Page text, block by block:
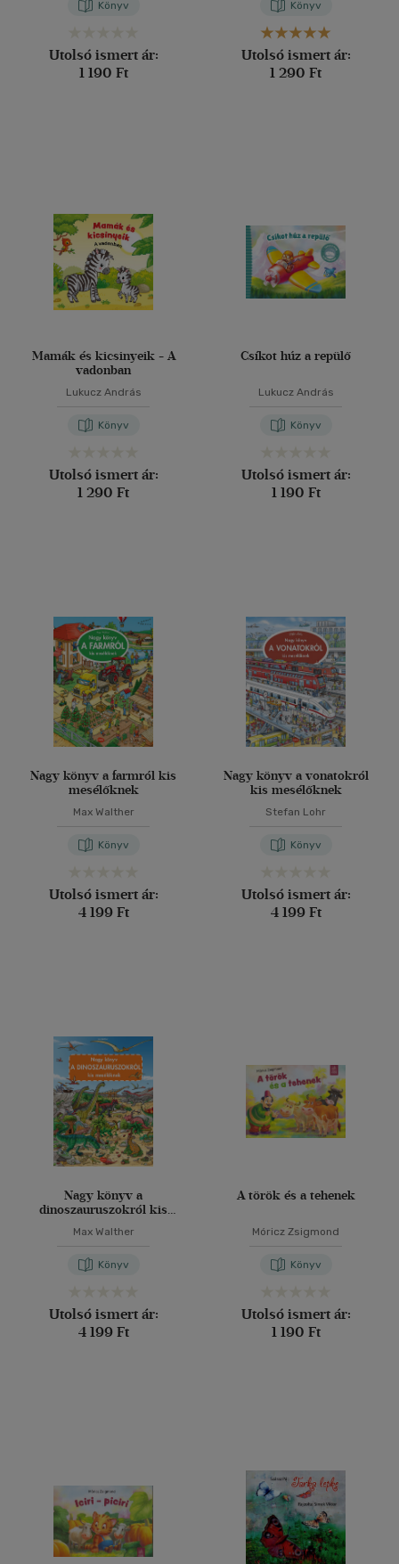
Könyv
Utolsó ismert ár:
1 190 Ft
Könyv
Utolsó ismert ár:
1 290 Ft
Mamák és kicsinyeik - A
vadonban
Lukucz András
Könyv
Utolsó ismert ár:
1 290 Ft
Csíkot húz a repülő
Lukucz András
Könyv
Utolsó ismert ár:
1 190 Ft
Nagy könyv a farmról kis
mesélőknek
Max Walther
Könyv
Utolsó ismert ár:
4 199 Ft
Nagy könyv a vonatokról
kis mesélőknek
Stefan Lohr
Könyv
Utolsó ismert ár:
4 199 Ft
Nagy könyv a
dinoszauruszokról kis
Max Walther
Könyv
Utolsó ismert ár:
4 199 Ft
A török és a tehenek
Móricz Zsigmond
Könyv
Utolsó ismert ár:
1 190 Ft